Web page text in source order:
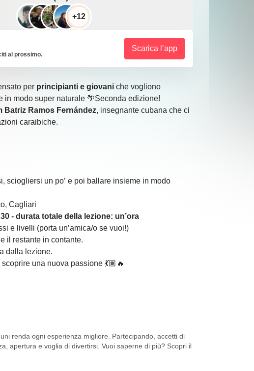
+12
al prossimo.
Scarica l’app
per principianti e giovani che vogliono
in modo super naturale 🌴Seconda edizione!
Batriz Ramos Fernández, insegnante cubana che ci
caraibiche.
sciogliersi un po’ e poi ballare insieme in modo
Cagliari
- durata totale della lezione: un’ora
e livelli (porta un’amica/o se vuoi!)
il restante in contante.
dalla lezione.
una nuova passione 💃🏽🔥
renda ogni esperienza migliore. Partecipando, accetti di
apertura e voglia di divertirsi. Vuoi saperne di più? Scopri il